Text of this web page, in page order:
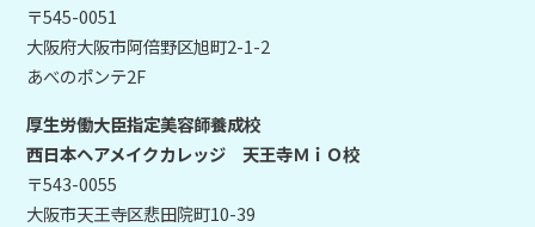
〒545-0051
大阪府大阪市阿倍野区旭町2-1-2
あべのポンテ2F
厚生労働大臣指定美容師養成校
西日本ヘアメイクカレッジ 天王寺ＭｉＯ校
〒543-0055
大阪市天王寺区悲田院町10-39